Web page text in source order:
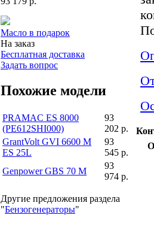
Масло в подарок
На заказ
Бесплатная доставка
Задать вопрос
Похожие модели
PRAMAC ES 8000
(PE612SHI000)
93
202 р.
GrantVolt GVI 6600 M
ES 25L
93
545 р.
Genpower GBS 70 M
93
974 р.
Другие предложения раздела
"Бензогенераторы"